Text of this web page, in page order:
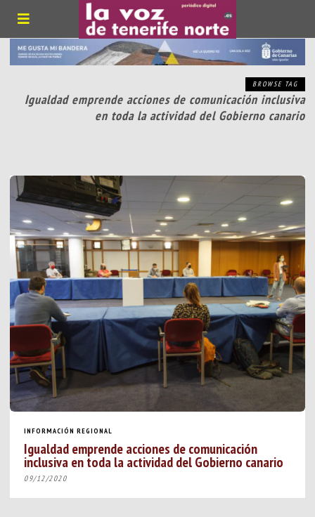
BROWSE TAG
Igualdad emprende acciones de comunicación inclusiva
en toda la actividad del Gobierno canario
INFORMACIÓN REGIONAL
Igualdad emprende acciones de comunicación
inclusiva en toda la actividad del Gobierno canario
09/12/2020